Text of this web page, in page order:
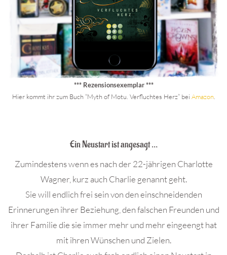
*** Rezensionsexemplar ***
Hier kommt ihr zum Buch “Myth of Motu. Verfluchtes Herz” bei Amazon.
Ein Neustart ist angesagt …
Zumindestens wenn es nach der 22-jährigen Charlotte
Wagner, kurz auch Charlie genannt geht.
Sie will endlich frei sein von den einschneidenden
Erinnerungen ihrer Beziehung, den falschen Freunden und
ihrer Familie die sie immer mehr und mehr eingeengt hat
mit ihren Wünschen und Zielen.